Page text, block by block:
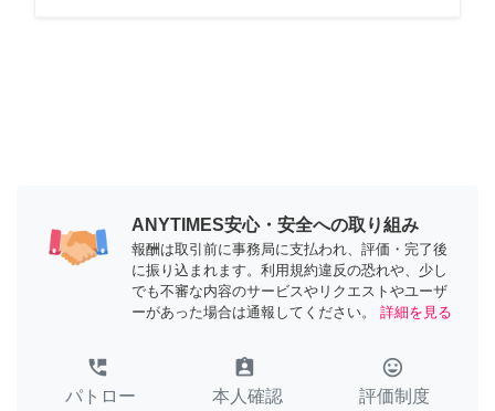
ANYTIMES安心・安全への取り組み
報酬は取引前に事務局に支払われ、評価・完了後
に振り込まれます。利用規約違反の恐れや、少し
でも不審な内容のサービスやリクエストやユーザ
ーがあった場合は通報してください。
詳細を見る
perm_phone_msg
パトロー
assignment_ind
本人確認
tag_faces
評価制度